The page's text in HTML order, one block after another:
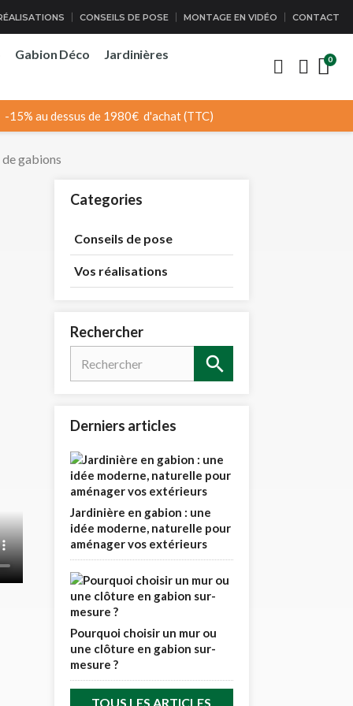
CONSEILS DE POSE MONTAGE EN VIDÉO CONTACT
Gabion Déco Jardinières
au dessus de 1980€ d'achat (TTC)
gabions
Categories
Conseils de pose
Vos réalisations
Rechercher
Derniers articles
Jardinière en gabion : une
idée moderne, naturelle pour
aménager vos extérieurs
Pourquoi choisir un mur ou
une clôture en gabion sur-
mesure ?
TOUS LES ARTICLES